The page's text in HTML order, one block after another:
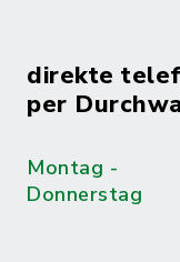
direkte
per
Montag -
Donnerstag